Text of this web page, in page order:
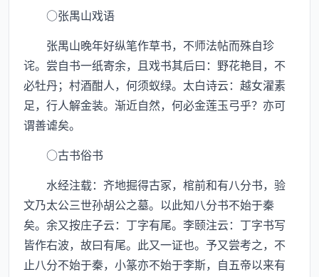
○张禺山戏语
张禺山晚年好纵笔作草书，不师法帖而殊自珍
诧。尝自书一纸寄余，且戏书其后曰：野花艳目，不
必牡丹；村酒酣人，何须蚁绿。太白诗云：越女濯素
足，行人解金装。渐近自然，何必金莲玉弓乎？亦可
谓善谑矣。
○古书俗书
水经注载：齐地掘得古冢，棺前和有八分书，验
文乃太公三世孙胡公之墓。以此知八分书不始于秦
矣。余又按庄子云：丁字有尾。李颐注云：丁字书写
皆作右波，故曰有尾。此又一证也。予又尝考之，不
止八分不始于秦，小篆亦不始于李斯，自五帝以来有